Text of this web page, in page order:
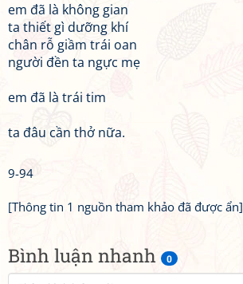
Bình luận nhanh 0
em đã là không gian
ta thiết gì dưỡng khí
chân rỗ giầm trái oan
người đền ta ngực mẹ
em đã là trái tim
ta đâu cần thở nữa.
9-94
[Thông tin 1 nguồn tham khảo đã được ẩn]